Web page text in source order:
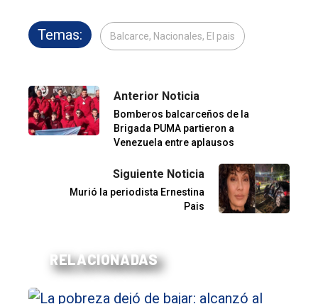
Temas: Balcarce, Nacionales, El pais
Anterior Noticia
Bomberos balcarceños de la
Brigada PUMA partieron a
Venezuela entre aplausos
Siguiente Noticia
Murió la periodista Ernestina
Pais
RELACIONADAS